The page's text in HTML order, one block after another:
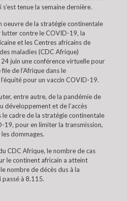
tenue la semaine dernière.
oeuvre de la stratégie continentale
lutter contre le COVID-19, la
et les Centres africains de
maladies (CDC Afrique)
juin une conférence virtuelle pour
de l’Afrique dans le
pour un vaccin COVID-19.
entre autre, de la pandémie de
développement et de l’accès
le cadre de la stratégie continentale
19, pour en limiter la transmission,
dommages.
CDC Afrique, le nombre de cas
le continent africain a atteint
nombre de décès dus à la
à 8.115.